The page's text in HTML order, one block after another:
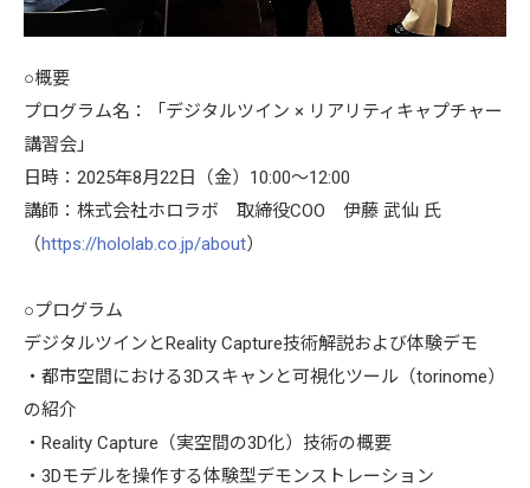
○概要
プログラム名：「デジタルツイン × リアリティキャプチャー
講習会」
日時：2025年8月22日（金）10:00～12:00
講師：株式会社ホロラボ 取締役COO 伊藤 武仙 氏
（https://hololab.co.jp/about）
○プログラム
デジタルツインとReality Capture技術解説および体験デモ
・都市空間における3Dスキャンと可視化ツール（torinome）
の紹介
・Reality Capture（実空間の3D化）技術の概要
・3Dモデルを操作する体験型デモンストレーション